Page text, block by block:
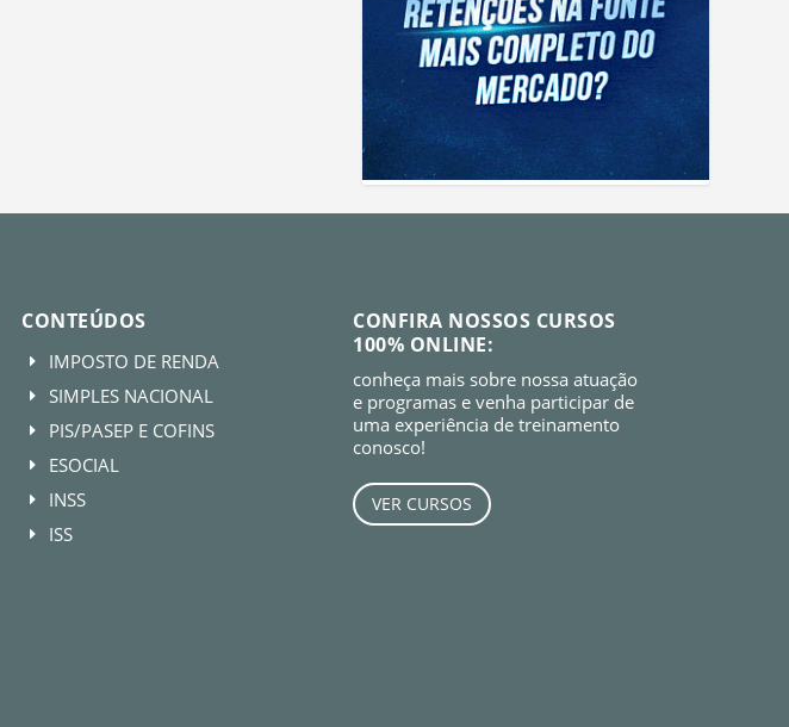
CONTEÚDOS
E IMPOSTO DE RENDA
E SIMPLES NACIONAL
E PIS/PASEP E COFINS
E ESOCIAL
E INSS
E ISS
CONFIRA NOSSOS CURSOS
100% ONLINE:
conheça mais sobre nossa atuação
e programas e venha participar de
uma experiência de treinamento
conosco!
VER CURSOS